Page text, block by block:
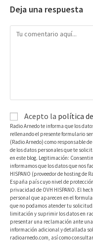
Deja una respuesta
Acepto la política
Radio Arnedo te informa que los
rellenando el presente formulario
(Radio Arnedo) como responsable
de los datos personales que te
en este blog. Legitimación:
informamos que los datos que nos
HISPANO (proveedor de hosting de
España país cuyo nivel de
privacidad de OVH HISPANO. El
personal que aparecen en el
que no podamos atender tu
limitación y suprimir los datos en
presentar una reclamación ante
información adicional y detallada
radioarnedo.com, así como